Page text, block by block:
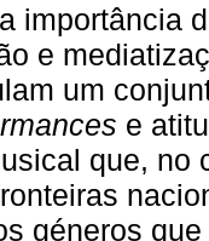
importância
e
um
e
que, no
géneros